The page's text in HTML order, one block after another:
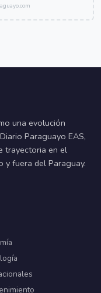
una evolución
Paraguayo EAS,
trayectoria en el
fuera del Paraguay.